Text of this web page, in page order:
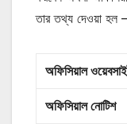
তার তথ্য দেওয়া হল –
অফিসিয়াল
অফিসিয়াল নোটিশ